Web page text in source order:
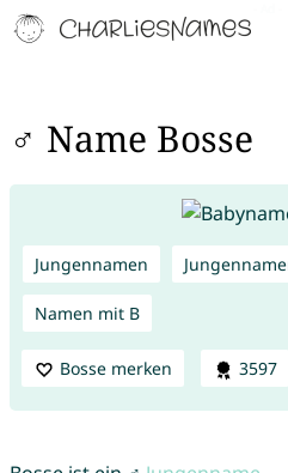
♂ Name Bosse
Jungennamen
Namen mit B
Bosse merken 3597